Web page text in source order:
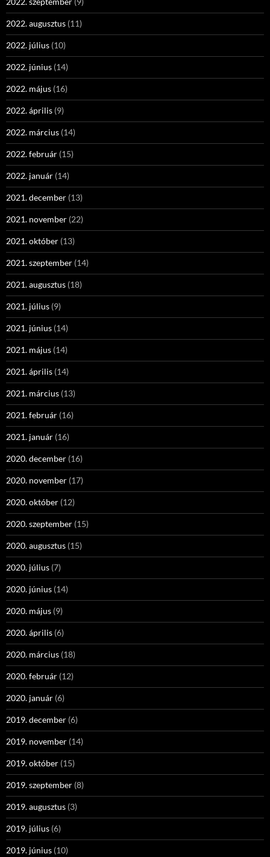
2022. augusztus (11)
2022. július (10)
2022. június (14)
2022. május (16)
2022. április (9)
2022. március (14)
2022. február (15)
2022. január (14)
2021. december (13)
2021. november (22)
2021. október (13)
2021. szeptember (14)
2021. augusztus (18)
2021. július (9)
2021. június (14)
2021. május (14)
2021. április (14)
2021. március (13)
2021. február (16)
2021. január (16)
2020. december (16)
2020. november (17)
2020. október (12)
2020. szeptember (15)
2020. augusztus (15)
2020. július (7)
2020. június (14)
2020. május (9)
2020. április (6)
2020. március (18)
2020. február (12)
2020. január (6)
2019. december (6)
2019. november (14)
2019. október (15)
2019. szeptember (8)
2019. augusztus (3)
2019. július (6)
2019. június (10)